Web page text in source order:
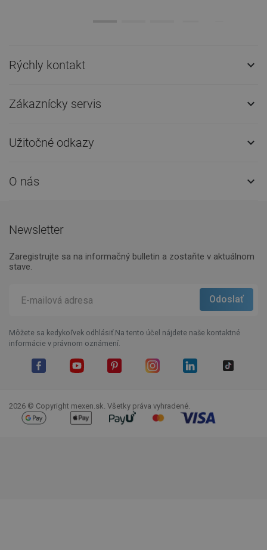
Rýchly kontakt 
Zákaznícky servis 
Užitočné odkazy 
O nás 
Newsletter
Zaregistrujte sa na informačný bulletin a zostaňte v aktuálnom
stave.
Môžete sa kedykoľvek odhlásiť.Na tento účel nájdete naše kontaktné
informácie v právnom oznámení.
2026 © Copyright mexen.sk. Všetky práva vyhradené.